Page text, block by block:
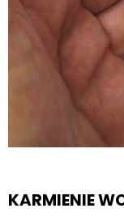
KARMIENIE